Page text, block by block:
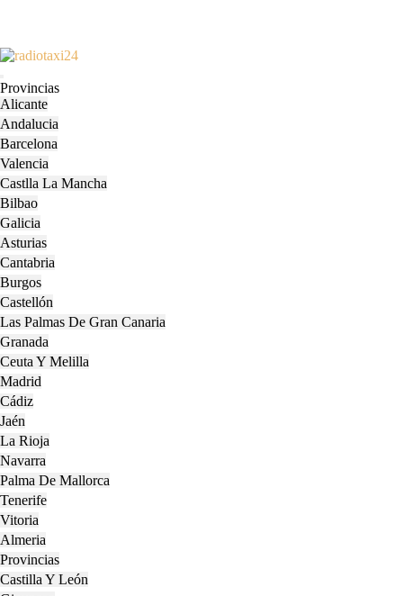
Skip
content
Open
Menu
Provincias
Alicante
Andalucia
Barcelona
Valencia
Castlla La Mancha
Bilbao
Galicia
Asturias
Cantabria
Burgos
Castellón
Las Palmas De Gran Canaria
Granada
Ceuta Y Melilla
Madrid
Cádiz
Jaén
La Rioja
Navarra
Palma De Mallorca
Tenerife
Vitoria
Almeria
Provincias
Castilla Y León